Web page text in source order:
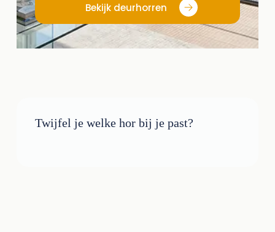
Bekijk deurhorren
Twijfel je welke hor bij je past?